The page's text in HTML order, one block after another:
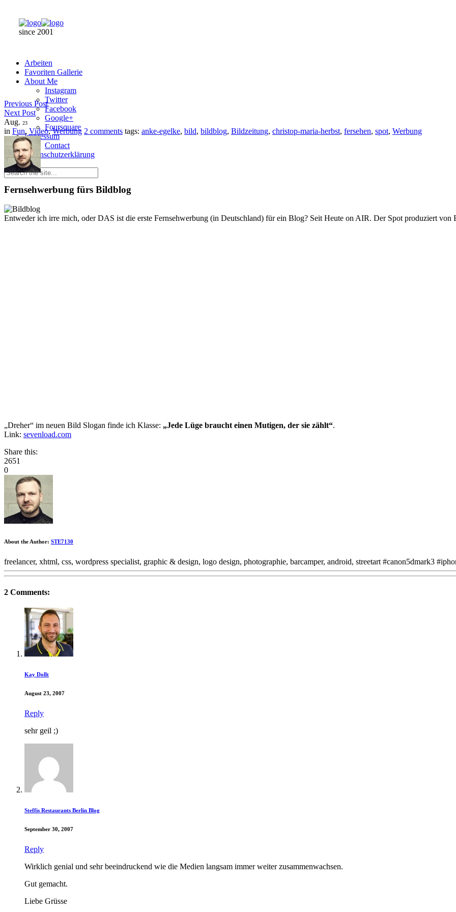
since 2001
Arbeiten
Favoriten Gallerie
About Me
Instagram
Twitter
Facebook
Google+
Foursquare
Impressum
Contact
Datenschutzerklärung
Previous Post
Next Post
Aug. 23
in Fun, Video,Werbung 2 comments tags: anke-egelke, bild, bildblog, Bildzeitung, christop-maria-herbst, fersehen, spot, Werbung
Fernsehwerbung fürs Bildblog
Entweder ich irre mich, oder DAS ist die erste Fernsehwerbung (in Deutschland) für ein Blog? Seit Heute on AIR. Der Spot produziert
„Dreher“ im neuen Bild Slogan finde ich Klasse: „Jede Lüge braucht einen Mutigen, der sie zählt“.
Link: sevenload.com
Share this:
2651
0
About the Author: STE7130
freelancer, xhtml, css, wordpress specialist, graphic & design, logo design, photographie, barcamper, android, streetart #canon5dmark3
2 Comments:
Kay Dollt
August 23, 2007
Reply
sehr geil ;)
Steffis Restaurants Berlin Blog
September 30, 2007
Reply
Wirklich genial und sehr beeindruckend wie die Medien langsam immer weiter zusammenwachsen.
Gut gemacht.
Liebe Grüsse